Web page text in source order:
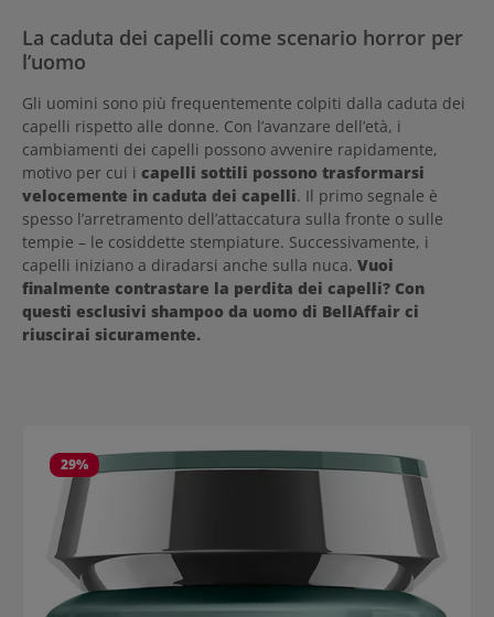
La caduta dei capelli come scenario horror per
l’uomo
Gli uomini sono più frequentemente colpiti dalla caduta dei
capelli rispetto alle donne. Con l’avanzare dell’età, i
cambiamenti dei capelli possono avvenire rapidamente,
motivo per cui i capelli sottili possono trasformarsi
velocemente in caduta dei capelli. Il primo segnale è
spesso l’arretramento dell’attaccatura sulla fronte o sulle
tempie – le cosiddette stempiature. Successivamente, i
capelli iniziano a diradarsi anche sulla nuca. Vuoi
finalmente contrastare la perdita dei capelli? Con
questi esclusivi shampoo da uomo di BellAffair ci
riuscirai sicuramente.
29%